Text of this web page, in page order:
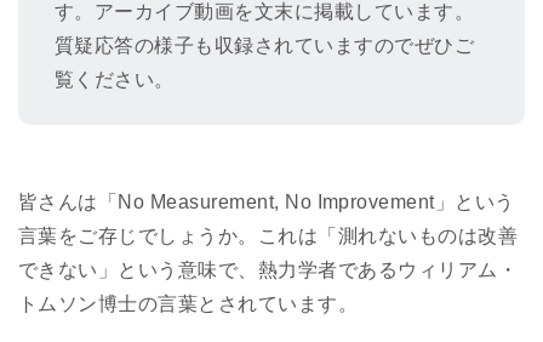
す。アーカイブ動画を文末に掲載しています。
質疑応答の様子も収録されていますのでぜひご
覧ください。
皆さんは「No Measurement, No Improvement」という
言葉をご存じでしょうか。これは「測れないものは改善
できない」という意味で、熱力学者であるウィリアム・
トムソン博士の言葉とされています。